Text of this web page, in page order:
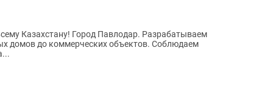
Казахстану! Город Павлодар. Разрабатываем
домов до коммерческих объектов. Соблюдаем